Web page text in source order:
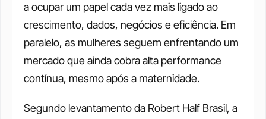
a ocupar um papel cada vez mais ligado ao
crescimento, dados, negócios e eficiência. Em
paralelo, as mulheres seguem enfrentando um
mercado que ainda cobra alta performance
contínua, mesmo após a maternidade.
Segundo levantamento da Robert Half Brasil, a